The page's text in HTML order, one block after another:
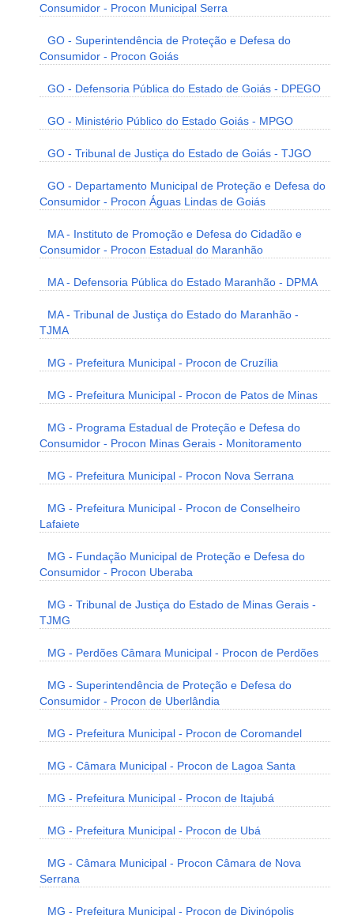
Consumidor - Procon Municipal Serra
GO - Superintendência de Proteção e Defesa do
Consumidor - Procon Goiás
GO - Defensoria Pública do Estado de Goiás - DPEGO
GO - Ministério Público do Estado Goiás - MPGO
GO - Tribunal de Justiça do Estado de Goiás - TJGO
GO - Departamento Municipal de Proteção e Defesa do
Consumidor - Procon Águas Lindas de Goiás
MA - Instituto de Promoção e Defesa do Cidadão e
Consumidor - Procon Estadual do Maranhão
MA - Defensoria Pública do Estado Maranhão - DPMA
MA - Tribunal de Justiça do Estado do Maranhão -
TJMA
MG - Prefeitura Municipal - Procon de Cruzília
MG - Prefeitura Municipal - Procon de Patos de Minas
MG - Programa Estadual de Proteção e Defesa do
Consumidor - Procon Minas Gerais - Monitoramento
MG - Prefeitura Municipal - Procon Nova Serrana
MG - Prefeitura Municipal - Procon de Conselheiro
Lafaiete
MG - Fundação Municipal de Proteção e Defesa do
Consumidor - Procon Uberaba
MG - Tribunal de Justiça do Estado de Minas Gerais -
TJMG
MG - Perdões Câmara Municipal - Procon de Perdões
MG - Superintendência de Proteção e Defesa do
Consumidor - Procon de Uberlândia
MG - Prefeitura Municipal - Procon de Coromandel
MG - Câmara Municipal - Procon de Lagoa Santa
MG - Prefeitura Municipal - Procon de Itajubá
MG - Prefeitura Municipal - Procon de Ubá
MG - Câmara Municipal - Procon Câmara de Nova
Serrana
MG - Prefeitura Municipal - Procon de Divinópolis